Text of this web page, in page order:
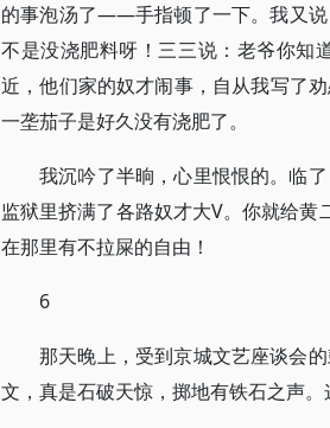
的事泡汤了——手指顿了一下。我又说
不是没浇肥料呀！三三说：老爷你知
近，他们家的奴才闹事，自从我写了
一垄茄子是好久没有浇肥了。
我沉吟了半晌，心里恨恨的。临
监狱里挤满了各路奴才大V。你就给
在那里有不拉屎的自由！
6
那天晚上，受到京城文艺座谈会
文，真是石破天惊，掷地有铁石之声。